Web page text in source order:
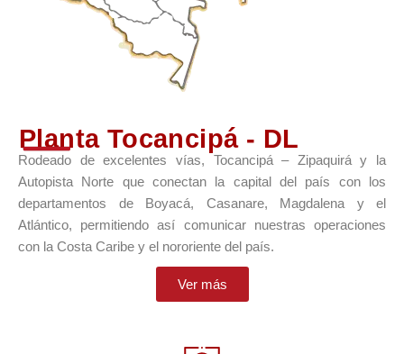
Planta Tocancipá - DL
Rodeado de excelentes vías, Tocancipá – Zipaquirá y la
Autopista Norte que conectan la capital del país con los
departamentos de Boyacá, Casanare, Magdalena y el
Atlántico, permitiendo así comunicar nuestras operaciones
con la Costa Caribe y el nororiente del país.
Ver más